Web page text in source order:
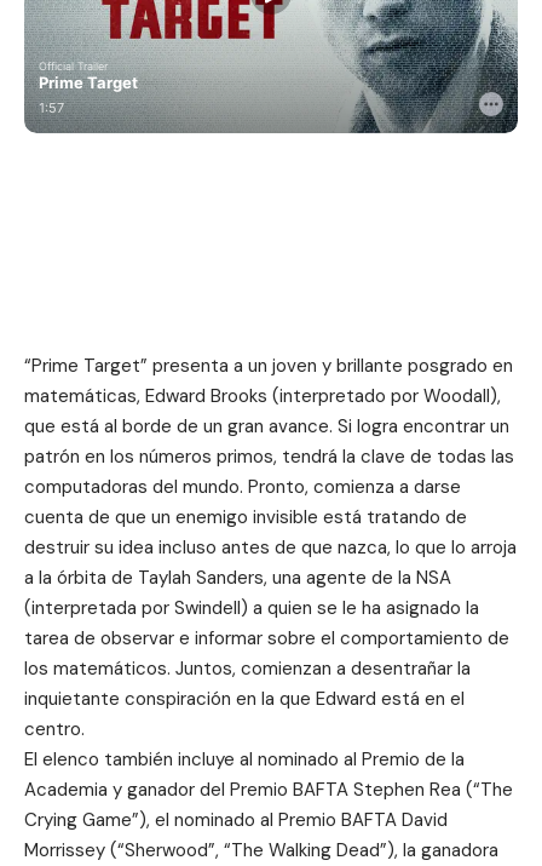
“Prime Target” presenta a un joven y brillante posgrado en
matemáticas, Edward Brooks (interpretado por Woodall),
que está al borde de un gran avance. Si logra encontrar un
patrón en los números primos, tendrá la clave de todas las
computadoras del mundo. Pronto, comienza a darse
cuenta de que un enemigo invisible está tratando de
destruir su idea incluso antes de que nazca, lo que lo arroja
a la órbita de Taylah Sanders, una agente de la NSA
(interpretada por Swindell) a quien se le ha asignado la
tarea de observar e informar sobre el comportamiento de
los matemáticos. Juntos, comienzan a desentrañar la
inquietante conspiración en la que Edward está en el
centro.
El elenco también incluye al nominado al Premio de la
Academia y ganador del Premio BAFTA Stephen Rea (“The
Crying Game”), el nominado al Premio BAFTA David
Morrissey (“Sherwood”, “The Walking Dead”), la ganadora